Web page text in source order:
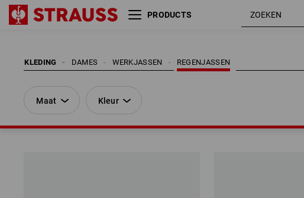
PRODUCTS
KLEDING REGENJASSEN
WERKJASSEN
DAMES
Maat Kleur
Maat Kleur